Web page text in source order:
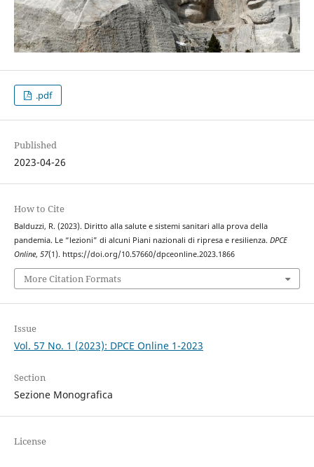
.pdf
Published
2023-04-26
How to Cite
Balduzzi, R. (2023). Diritto alla salute e sistemi sanitari alla prova della
pandemia. Le “lezioni” di alcuni Piani nazionali di ripresa e resilienza. DPCE
Online, 57(1). https://doi.org/10.57660/dpceonline.2023.1866
More Citation Formats
Issue
Vol. 57 No. 1 (2023): DPCE Online 1-2023
Section
Sezione Monografica
License